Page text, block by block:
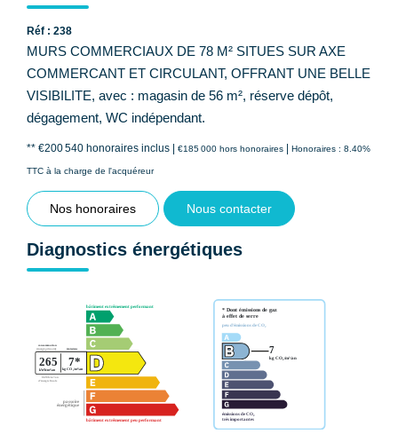
Réf : 238
MURS COMMERCIAUX DE 78 M² SITUES SUR AXE
COMMERCANT ET CIRCULANT, OFFRANT UNE BELLE
VISIBILITE, avec : magasin de 56 m², réserve dépôt,
dégagement, WC indépendant.
** €200 540 honoraires inclus | €185 000 hors honoraires | Honoraires : 8.40%
TTC à la charge de l'acquéreur
Nos honoraires Nous contacter
Diagnostics énergétiques